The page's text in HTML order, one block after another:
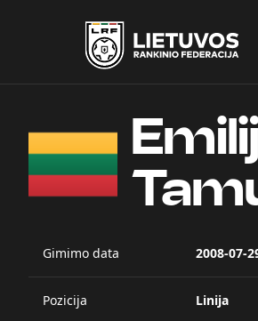
Gimimo data 2008-07-
Pozicija Linija